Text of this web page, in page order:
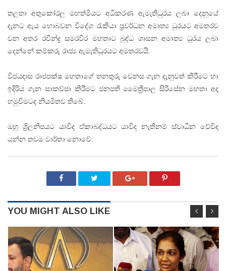
තලතා අතුකෝරල මහත්මියට අධිකරණ ඇමැතිධුරය ලබා දෙනුයේ
දැනට ඇය හොබවන විදේශ රැකියා ප්‍රවර්ධන අමාත්‍ය ධුරයට අමතරව
වන අතර රවීන්ද්‍ර සමරවීර මහතාට බුද්ධ ශාසන අමාත්‍ය ධුරය ලබා
දෙන්නේ කම්කරු රාජ්‍ය ඇමැතිධූරයට අමතරවයි.
විජයදාස රාජපක්ෂ මහතාගේ තනතුරු වෙනස ගැන දැනුවත් කිරීමට හා
ඉදිරිය ගැන සාකච්ඡා කිරීමට ජනපති මෛත්‍රීපාල සිරිසේන මහතා අද
හමුවීමටද නියමිතව තිබේ.
ඔහු ශ්‍රිලනිපයට යාවිද ඒකාබද්ධයට යාවිද නැතිනම් ස්වාධීන වේවිද
යන්න තවම වාර්තා නොවේ.
YOU MIGHT ALSO LIKE